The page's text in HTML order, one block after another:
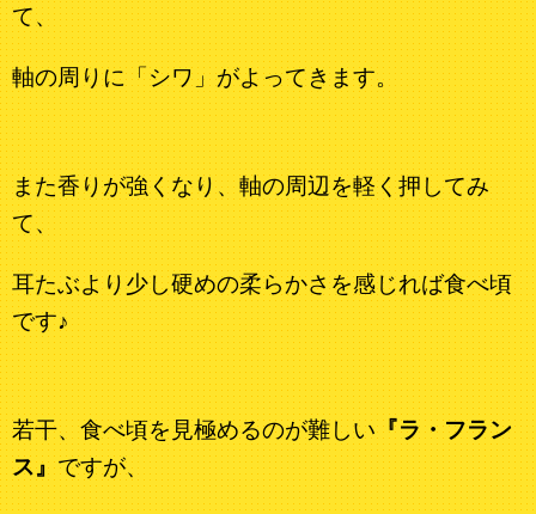
て、
軸の周りに「シワ」がよってきます。
また香りが強くなり、軸の周辺を軽く押してみ
て、
耳たぶより少し硬めの柔らかさを感じれば食べ頃
です♪
若干、食べ頃を見極めるのが難しい『ラ・フラン
ス』ですが、